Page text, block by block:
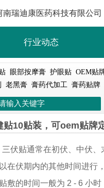
南瑞迪康医药科技有限公司
行业动态
眼部按摩膏 护眼贴 OEM贴
老黑膏 膏药代加工 膏药贴牌
贴10贴装，可oem贴牌
三伏贴通常在初伏、中伏、
在伏期内的其他时间进行
敷的时间一般为 2 - 6 小时